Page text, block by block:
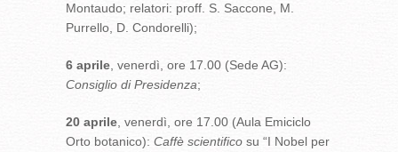
Montaudo; relatori: proff. S. Saccone, M.
Purrello, D. Condorelli);
6 aprile , venerdì, ore 17.00 (Sede AG):
Consiglio di Presidenza;
20 aprile , venerdì, ore 17.00 (Aula Emiciclo
Orto botanico): Caffè scientifico su “I Nobel per